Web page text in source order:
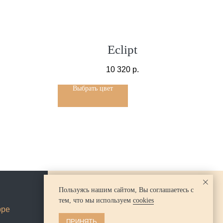
Eclipt
10 320 р.
Выбрать цвет
Пользуясь нашим сайтом, Вы соглашаетесь с
тем, что мы используем cookies
+7-911-623-18-87